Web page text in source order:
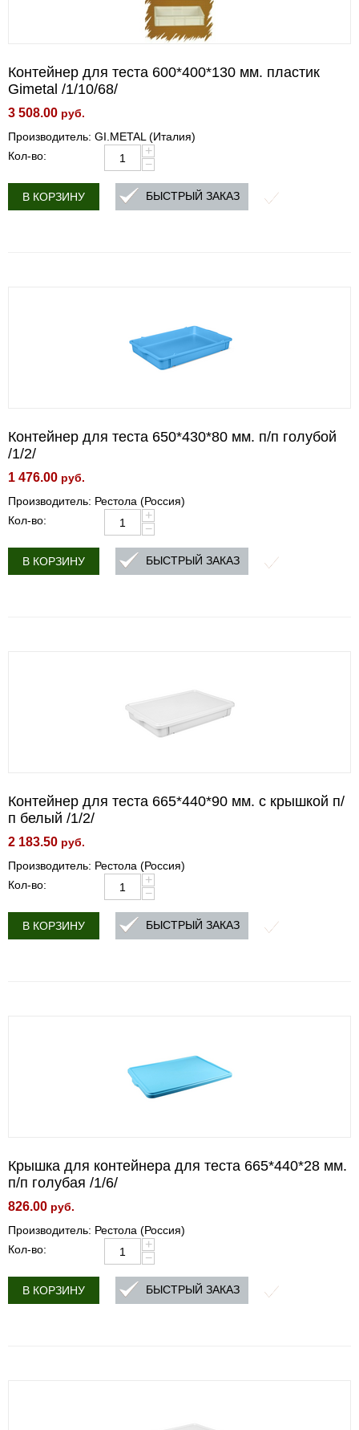
Контейнер для теста 600*400*130 мм. пластик
Gimetal /1/10/68/
3 508.00 руб.
Производитель: GI.METAL (Италия)
Кол-во:
+
−
В КОРЗИНУ БЫСТРЫЙ ЗАКАЗ
Контейнер для теста 650*430*80 мм. п/п голубой
/1/2/
1 476.00 руб.
Производитель: Рестола (Россия)
Кол-во:
+
−
В КОРЗИНУ БЫСТРЫЙ ЗАКАЗ
Контейнер для теста 665*440*90 мм. с крышкой п/
п белый /1/2/
2 183.50 руб.
Производитель: Рестола (Россия)
Кол-во:
+
−
В КОРЗИНУ БЫСТРЫЙ ЗАКАЗ
Крышка для контейнера для теста 665*440*28 мм.
п/п голубая /1/6/
826.00 руб.
Производитель: Рестола (Россия)
Кол-во:
+
−
В КОРЗИНУ БЫСТРЫЙ ЗАКАЗ